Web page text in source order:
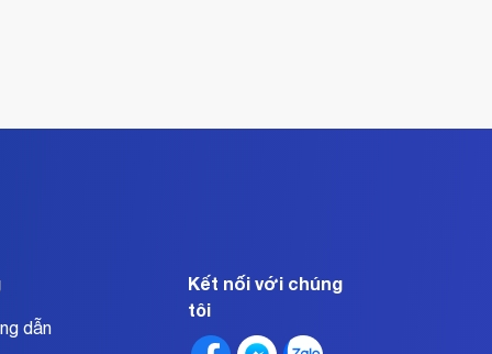
dẫn
Kết nối với chúng
tôi